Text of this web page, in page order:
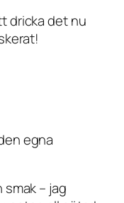
dricka det nu
egna
– jag